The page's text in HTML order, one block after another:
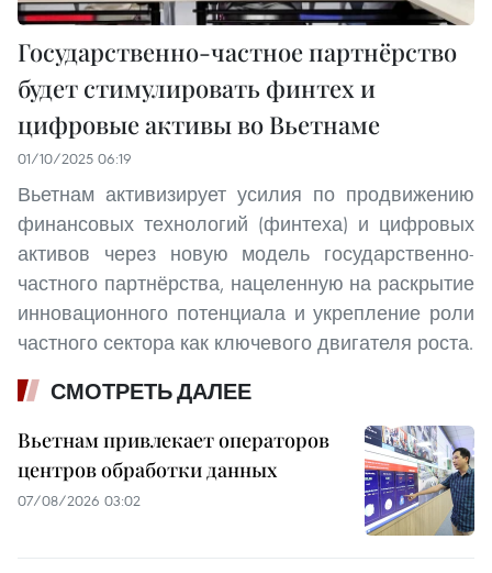
Государственно-частное партнёрство
будет стимулировать финтех и
цифровые активы во Вьетнаме
01/10/2025 06:19
Вьетнам активизирует усилия по продвижению
финансовых технологий (финтеха) и цифровых
активов через новую модель государственно-
частного партнёрства, нацеленную на раскрытие
инновационного потенциала и укрепление роли
частного сектора как ключевого двигателя роста.
СМОТРЕТЬ ДАЛЕЕ
Вьетнам привлекает операторов
центров обработки данных
07/08/2026 03:02